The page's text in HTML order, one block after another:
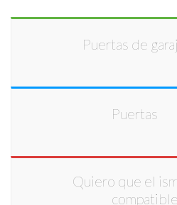
Puertas de
Puertas
Quiero que el